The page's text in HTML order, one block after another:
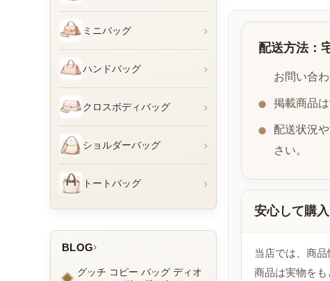
ミニバッグ ›
ハンドバッグ ›
クロスボディバッグ ›
ショルダーバッグ ›
トートバッグ ›
BLOG›
グッチ コピー バッグ ディオ
配送方法：
お問い合わ
掲載商品
配送状況
さい。
安心して購
当店では、商
商品は実物をも